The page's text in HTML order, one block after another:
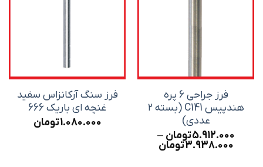
فرز جراحی 6 پره
هندپیس C141 (بسته ۲
عددی)
5.912.000تومان –
3.938.000تومان
فرز سنگ آرکانزاس سفید
غنچه ای باریک 666
1.080.000تومان